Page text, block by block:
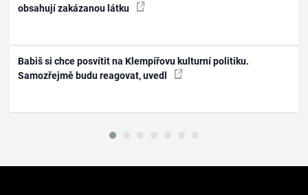
obsahují zakázanou látku
Babiš si chce posvítit na Klempířovu kulturní politiku.
Samozřejmě budu reagovat, uvedl